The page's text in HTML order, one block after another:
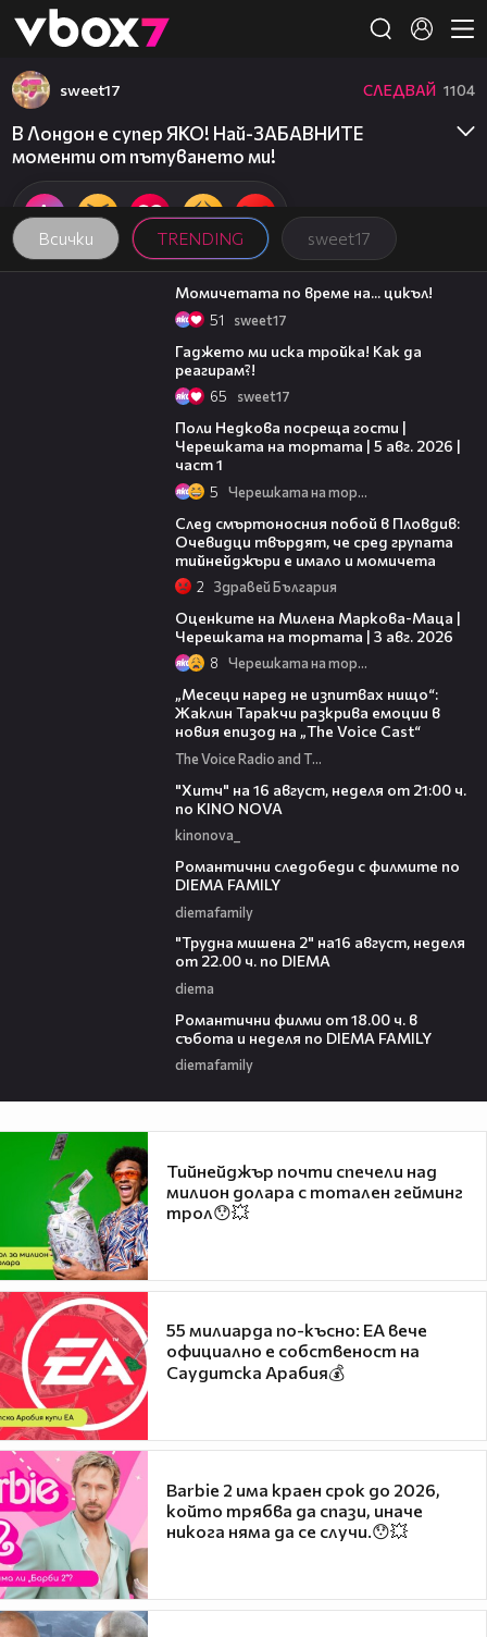
👾
Всички TRENDING sweet17
sweet17 СЛЕДВАЙ 1104
В Лондон е супер ЯКО! Най-ЗАБАВНИТЕ
моменти от пътуването ми!
06:51
Момичетата по време на... цикъл!
51 sweet17
Гаджето ми иска тройка! Как да
реагирам?!
65 sweet17
Поли Недкова посреща гости |
Черешката на тортата | 5 авг. 2026 |
част 1
5 Черешката на тортата
След смъртоносния побой в Пловдив:
Очевидци твърдят, че сред групата
тийнейджъри е имало и момичета
2 Здравей България
Оценките на Милена Маркова-Маца |
Черешката на тортата | 3 авг. 2026
8 Черешката на тортата
„Месеци наред не изпитвах нищо“:
Жаклин Таракчи разкрива емоции в
новия епизод на „The Voice Cast“
The Voice Radio and TV Bulgaria
"Хитч" на 16 август, неделя от 21:00 ч.
по KINO NOVA
kinonova_
Романтични следобеди с филмите по
DIEMA FAMILY
diemafamily
"Трудна мишена 2" на16 август, неделя
от 22.00 ч. по DIEMA
diema
Романтични филми от 18.00 ч. в
събота и неделя по DIEMA FAMILY
diemafamily
Тийнейджър почти спечели над
милион долара с тотален гейминг
трол😯💥
55 милиарда по-късно: EA вече
официално е собственост на
Саудитска Арабия💰
Barbie 2 има краен срок до 2026,
който трябва да спази, иначе
никога няма да се случи.😯💥